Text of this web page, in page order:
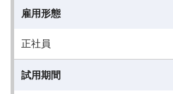
雇用形態
正社員
試用期間